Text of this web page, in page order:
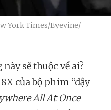
York Times/Eyevine/
sẽ thuộc về ai?
của bộ phim “dậy
All At Once